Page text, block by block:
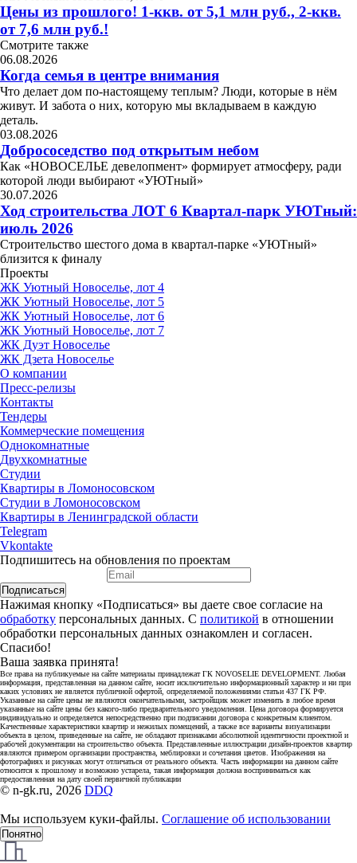
Цены из прошлого! 1-ккв. от 5,1 млн руб., 2-ккв.
от 7,6 млн руб.!
Смотрите также
06.08.2026
Когда семья в центре внимания
Что делает дом по-настоящему теплым? Люди, которые в нём
живут. И забота о них, которую мы вкладываем в каждую
деталь.
03.08.2026
Добрососедство под открытым небом
Как «НОВОСЕЛЬЕ девелопмент» формирует атмосферу, ради
которой люди выбирают «УЮТный»
30.07.2026
Ход строительства ЛОТ 6 Квартал-парк УЮТный:
июль 2026
Строительство шестого дома в квартал-парке «УЮТный»
близится к финалу
Проекты
ЖК Уютный Новоселье, лот 4
ЖК Уютный Новоселье, лот 5
ЖК Уютный Новоселье, лот 6
ЖК Уютный Новоселье, лот 7
ЖК Дуэт Новоселье
ЖК Дзета Новоселье
О компании
Пресс-релизы
Контакты
Тендеры
Коммерческие помещения
Однокомнатные
Двухкомнатные
Студии
Квартиры в Ломоносовском
Студии в Ломоносовском
Квартиры в Ленинградской области
Telegram
Vkontakte
Подпишитесь на обновления по проектам
Подписаться
Нажимая кнопку «Подписаться» вы даете свое согласие на
обработку персональных данных. С политикой в отношении
обработки персональных данных ознакомлен и согласен.
Спасибо!
Ваша заявка принята!
Все права на публикуемые на сайте материалы принадлежат ГК NOVOSELIE DEVELOPMENT. Любая
информация, представленная на данном сайте, носит исключительно информационный характер и ни при
каких условиях не является публичной офертой, определяемой положениями статьи 437 ГК РФ.
Указанные на сайте цены не являются окончательными, застройщик может изменить в любое время
указанные на сайте цены без какого-либо предварительного уведомления. Цена договора формируется
индивидуально и определяется непосредственно при подписании договора с конкретным клиентом.
Качественные характеристики квартир и нежилых помещений, а также все варианты визуализации
объекта в целом, приведенные на сайте, не обладают признаками абсолютной идентичности проектной и
рабочей документации на строительство объекта. Представленные иллюстрации дизайн-проектов квартир
являются примером организации пространства, меблировки и сочетания цветов. Изображения на
фотографиях и рисунках могут отличаться от реального объекта. Часть информации на данном сайте
относится к прошлому и возможно устарела, такая информация должна восприниматься как
предоставленная на дату своей первичной публикации
© n-gk.ru, 2026 DDQ
Мы используем куки-файлы. Соглашение об использовании
Понятно